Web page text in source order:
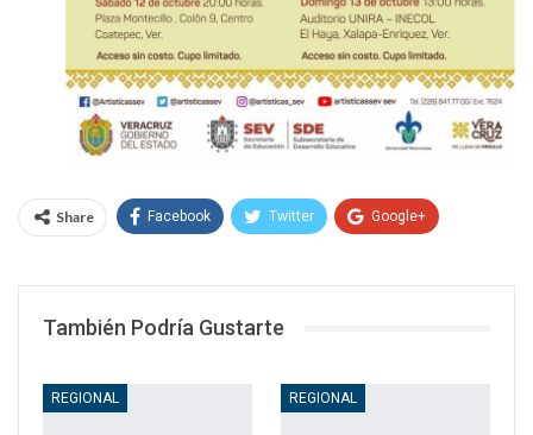
Share Facebook Twitter Google+
También Podría Gustarte
REGIONAL REGIONAL